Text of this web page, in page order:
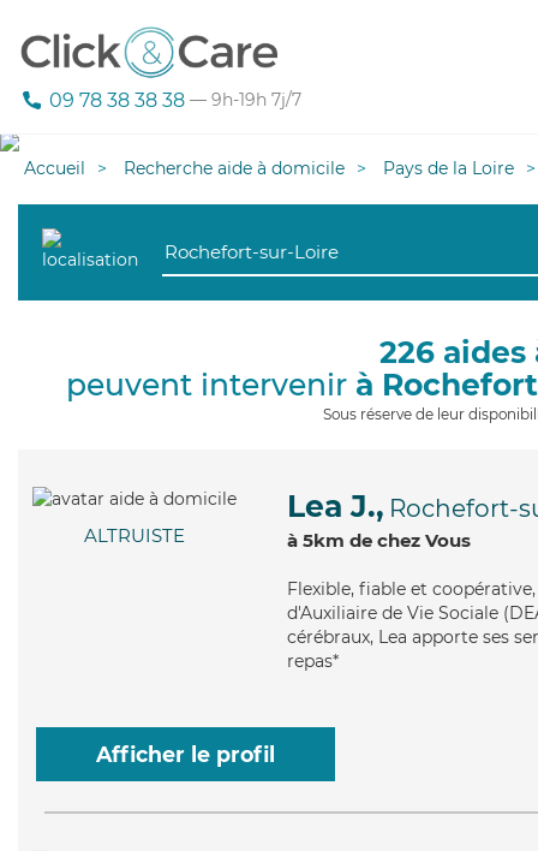
09 78 38 38 38 — 9h-19h 7j/7
Accueil Recherche aide à domicile Pays de la Loire
226
peuvent intervenir à
Sous réserve de leur
ALTRUISTE
Lea J., Rochefort-
à 5km de chez Vous
Flexible, fiable et
d'Auxiliaire de Vie Sociale
cérébraux, Lea apporte ses
repas*
Afficher le profil